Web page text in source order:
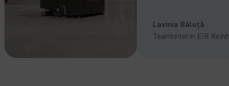
Lavinia Băluță
Teamleiterin EIR